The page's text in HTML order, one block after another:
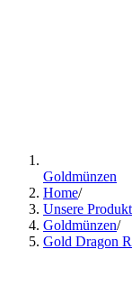
Goldmünzen
Home/
Unsere
Goldmünzen/
Gold Dragon